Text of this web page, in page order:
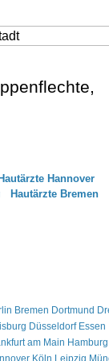
Hannover
Hautärzte Bremen
Bremen Dortmund
Düsseldorf Essen
am Main Hamburg
Köln Leipzig